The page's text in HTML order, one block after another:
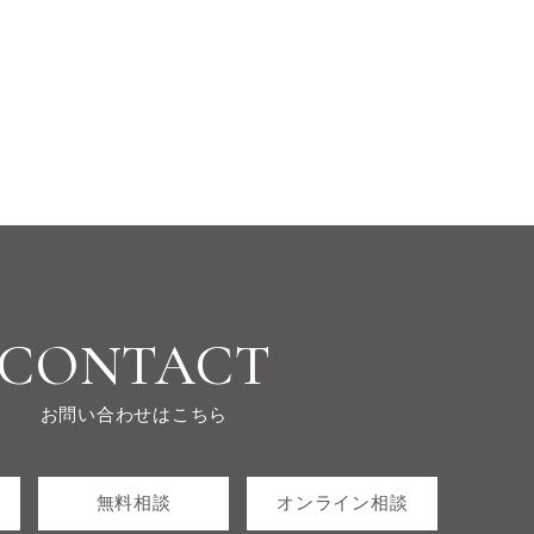
CONTACT
お問い合わせはこちら
無料相談 オンライン相談